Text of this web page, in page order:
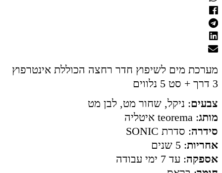
מערכת מים לשיפוץ חדר רחצה הכוללת אינטרפוץ
3 דרך + סט 5 נלווים
צבעים: ניקל, שחור מט, לבן מט
מותג: teorema איטליה
סידרה: סדרת SONIC
אחריות: 5 שנים
אספקה: עד 7 ימי עבודה